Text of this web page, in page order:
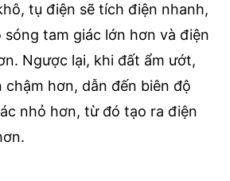
tụ điện sẽ tích điện nhanh,
sóng tam giác lớn hơn và điện
Ngược lại, khi đất ẩm ướt,
hơn, dẫn đến biên độ
nhỏ hơn, từ đó tạo ra điện